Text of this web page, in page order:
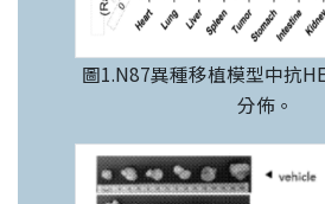
圖1.N87異種移植模型中抗
分佈。